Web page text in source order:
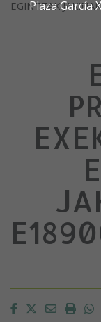
Plaza García
EGINTZAK
Facebook
Twitter
Email